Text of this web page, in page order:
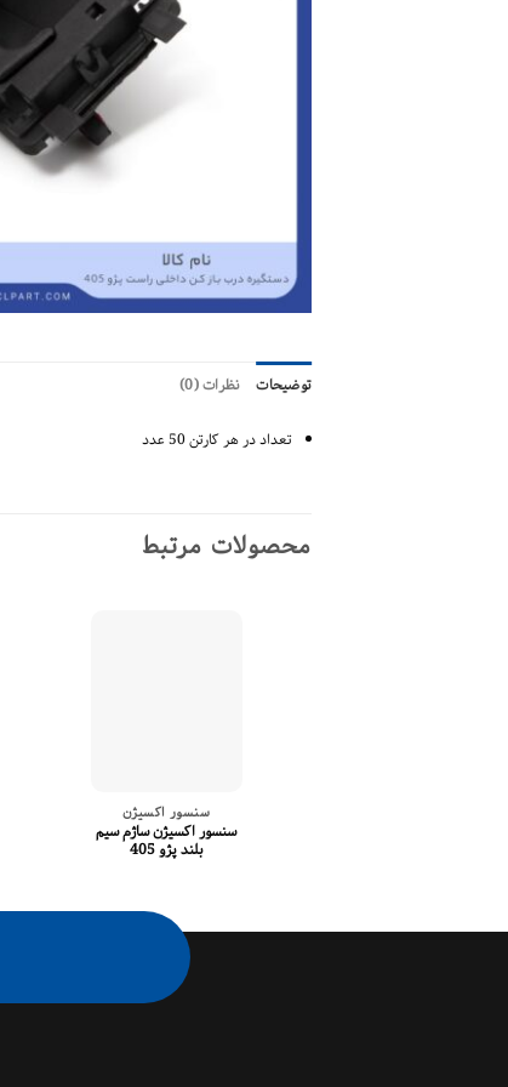
توضیحات نظرات (0)
تعداد در هر کارتن 50 عدد
محصولات مرتبط
سنسور اکسیژن
سنسور اکسیژن ساژم سیم
بلند پژو 405